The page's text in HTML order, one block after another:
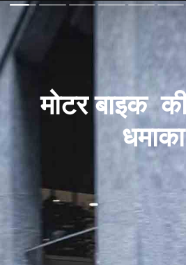
मोटर बाइक